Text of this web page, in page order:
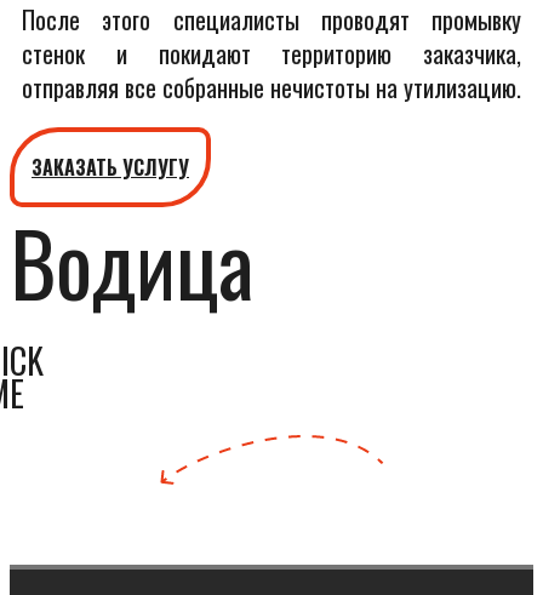
После этого специалисты проводят промывку
стенок и покидают территорию заказчика,
отправляя все собранные нечистоты на утилизацию.
ЗАКАЗАТЬ УСЛУГУ
Водица